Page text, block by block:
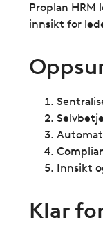
Proplan
innsikt for
Innsikt
Klar